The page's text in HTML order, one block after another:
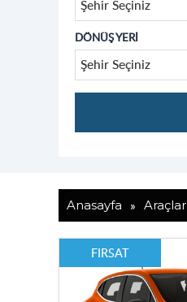
Şehir Seçiniz
DÖNÜŞ YERİ
Şehir Seçiniz
Anasayfa » Araçlar
FIRSAT